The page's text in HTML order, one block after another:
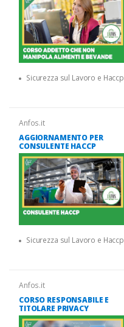
Sicurezza sul Lavoro e Haccp
Anfos.it
AGGIORNAMENTO PER
CONSULENTE HACCP
Sicurezza sul Lavoro e Haccp
Anfos.it
CORSO RESPONSABILE E
TITOLARE PRIVACY